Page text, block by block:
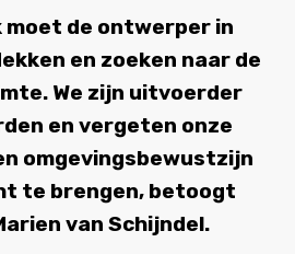
moet de ontwerper in
en zoeken naar de
We zijn uitvoerder
en vergeten onze
omgevingsbewustzijn
te brengen, betoogt
van Schijndel.